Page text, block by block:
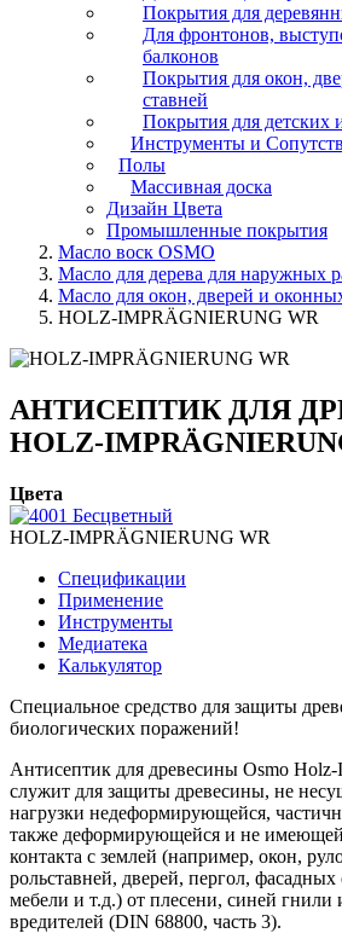
Покрытия для
Для фронтонов,
балконов
Покрытия для окон,
ставней
Покрытия для детских
Инструменты и
Полы
Массивная доска
Дизайн Цвета
Промышленные покрытия
Масло воск OSMO
Масло для дерева для наружных
Масло для окон, дверей и
HOLZ-IMPRÄGNIERUNG WR
АНТИСЕПТИК ДЛЯ
HOLZ-
Цвета
HOLZ-IMPRÄGNIERUNG WR
Спецификации
Применение
Инструменты
Медиатека
Калькулятор
Специальное средство для защиты
биологических поражений!
Антисептик для древесины Osmo Holz-
служит для защиты древесины, не
нагрузки недеформирующейся,
также деформирующейся и не имеющей
контакта с землей (например, окон,
рольставней, дверей, пергол, фасадных
мебели и т.д.) от плесени, синей гнили
вредителей (DIN 68800, часть 3).